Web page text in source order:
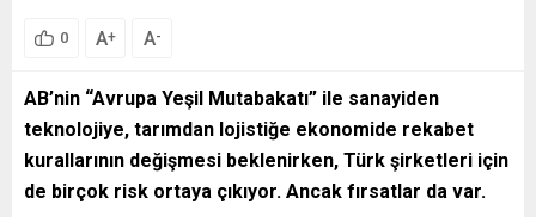
0 A+ A-
AB’nin “Avrupa Yeşil Mutabakatı” ile sanayiden
teknolojiye, tarımdan lojistiğe ekonomide rekabet
kurallarının değişmesi beklenirken, Türk şirketleri için
de birçok risk ortaya çıkıyor. Ancak fırsatlar da var.